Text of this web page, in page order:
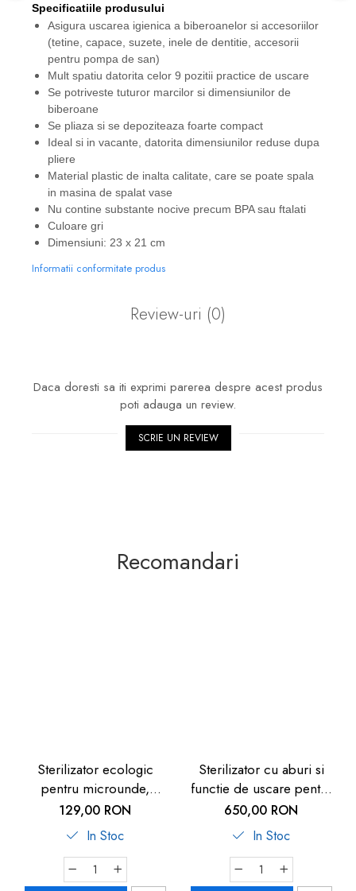
Specificatiile produsului
Asigura uscarea igienica a biberoanelor si accesoriilor
(tetine, capace, suzete, inele de dentitie, accesorii
pentru pompa de san)
Mult spatiu datorita celor 9 pozitii practice de uscare
Se potriveste tuturor marcilor si dimensiunilor de
biberoane
Se pliaza si se depoziteaza foarte compact
Ideal si in vacante, datorita dimensiunilor reduse dupa
pliere
Material plastic de inalta calitate, care se poate spala
in masina de spalat vase
Nu contine substante nocive precum BPA sau ftalati
Culoare gri
Dimensiuni: 23 x 21 cm
Informatii conformitate produs
Review-uri (0)
Daca doresti sa iti exprimi parerea despre acest produs
poti adauga un review.
SCRIE UN REVIEW
Recomandari
Sterilizator ecologic
pentru microunde,
capacitate 4 biberoane,
Reer Vapostar 3295.1
129,00 RON
In Stoc
Sterilizator cu aburi si
functie de uscare pentru
biberoane, detartrare
automata, 5 biberoane,
Reer VapoDryS 36130
650,00 RON
In Stoc